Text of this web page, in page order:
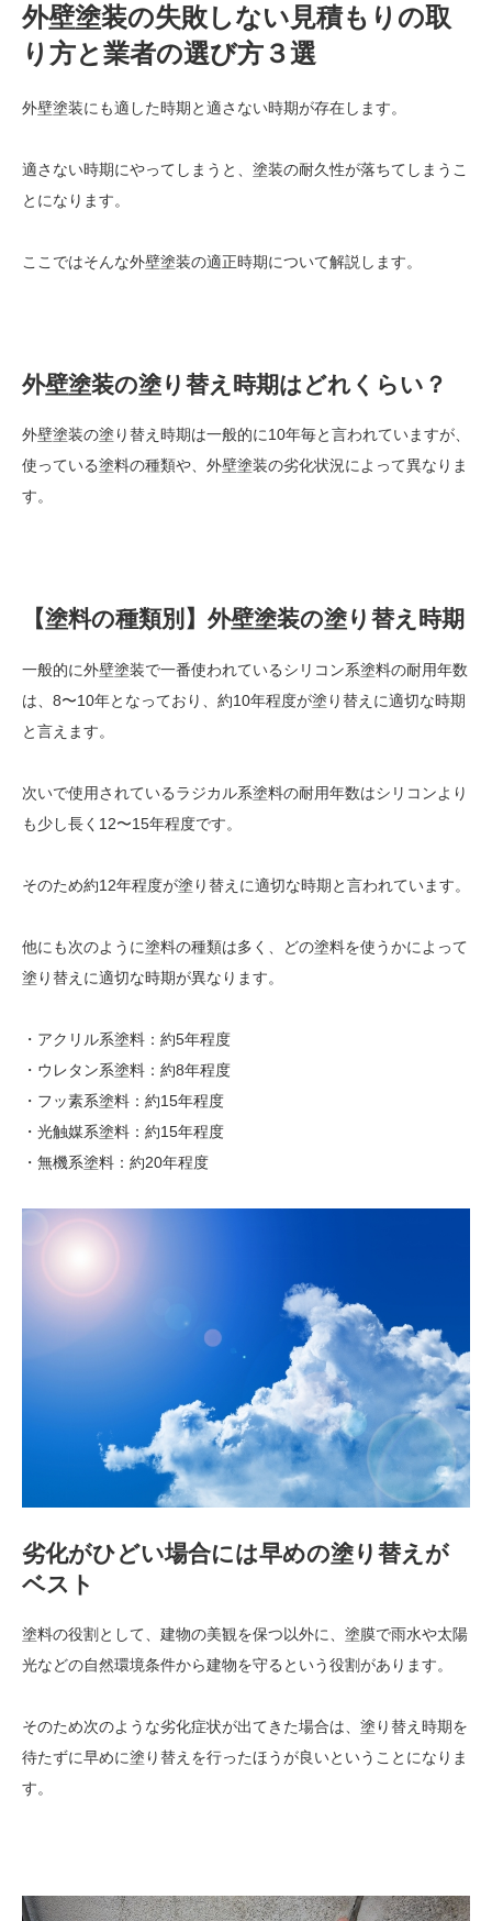
外壁塗装の失敗しない見積もりの取
り方と業者の選び方３選
外壁塗装にも適した時期と適さない時期が存在します。
適さない時期にやってしまうと、塗装の耐久性が落ちてしまうこ
とになります。
ここではそんな外壁塗装の適正時期について解説します。
外壁塗装の塗り替え時期はどれくらい？
外壁塗装の塗り替え時期は一般的に10年毎と言われていますが、
使っている塗料の種類や、外壁塗装の劣化状況によって異なりま
す。
【塗料の種類別】外壁塗装の塗り替え時期
一般的に外壁塗装で一番使われているシリコン系塗料の耐用年数
は、8〜10年となっており、約10年程度が塗り替えに適切な時期
と言えます。
次いで使用されているラジカル系塗料の耐用年数はシリコンより
も少し長く12〜15年程度です。
そのため約12年程度が塗り替えに適切な時期と言われています。
他にも次のように塗料の種類は多く、どの塗料を使うかによって
塗り替えに適切な時期が異なります。
・アクリル系塗料：約5年程度
・ウレタン系塗料：約8年程度
・フッ素系塗料：約15年程度
・光触媒系塗料：約15年程度
・無機系塗料：約20年程度
劣化がひどい場合には早めの塗り替えが
ベスト
塗料の役割として、建物の美観を保つ以外に、塗膜で雨水や太陽
光などの自然環境条件から建物を守るという役割があります。
そのため次のような劣化症状が出てきた場合は、塗り替え時期を
待たずに早めに塗り替えを行ったほうが良いということになりま
す。